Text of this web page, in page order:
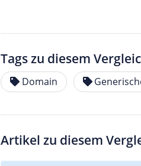
Tags zu diesem
Domain
Artikel zu diesem